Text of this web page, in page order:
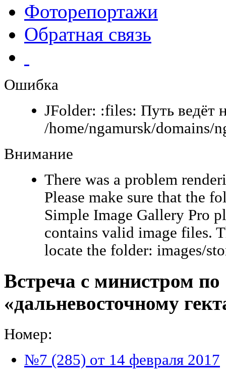
Фоторепортажи
Обратная связь
Ошибка
JFolder: :files: Путь ведёт
/home/ngamursk/domains/
Внимание
There was a problem
Please make sure that the
Simple Image Gallery Pro
contains valid image files.
locate the folder: images/
Встреча с министром по
«дальневосточному
Номер:
№7 (285) от 14 февраля 2017